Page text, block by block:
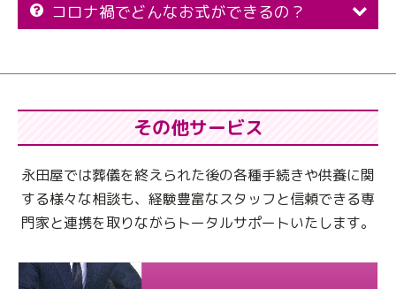
コロナ禍でどんなお式ができるの？
その他サービス
永田屋では葬儀を終えられた後の各種手続きや供養に関
する様々な相談も、 経験豊富なスタッフと信頼できる専
門家と連携を取りながらトータルサポートいたします。